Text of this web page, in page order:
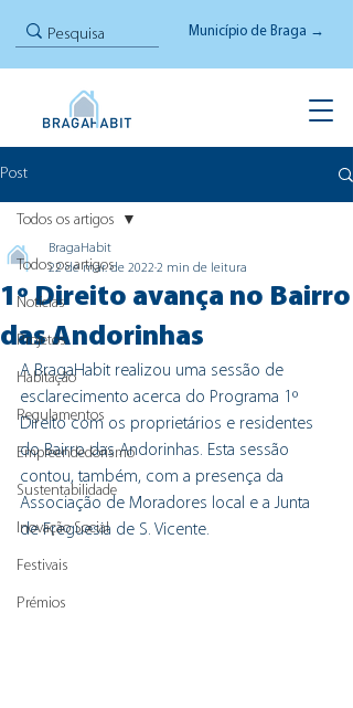
Município de Braga →
Post
Todos os artigos
Notícias
Projetos
Habitação
Regulamentos
Empreendedorismo
Sustentabilidade
Inovação Social
Festivais
Prémios
Todos os artigos
1º Direito avança no Bairro
das Andorinhas
BragaHabit
22 de mar. de 2022 2 min de leitura
A BragaHabit realizou uma sessão de
esclarecimento acerca do Programa 1º
Direito com os proprietários e residentes
do Bairro das Andorinhas. Esta sessão
contou, também, com a presença da
Associação de Moradores local e a Junta
de Freguesia de S. Vicente.